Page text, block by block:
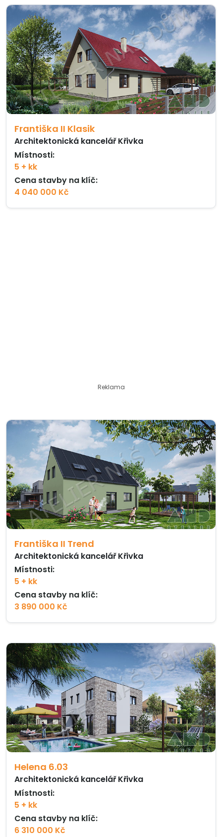
Františka II Klasik
Architektonická kancelář Křivka
Místnosti:
5 + kk
Cena stavby na klíč:
4 040 000 Kč
Reklama
Františka II Trend
Architektonická kancelář Křivka
Místnosti:
5 + kk
Cena stavby na klíč:
3 890 000 Kč
Helena 6.03
Architektonická kancelář Křivka
Místnosti:
5 + kk
Cena stavby na klíč:
6 310 000 Kč